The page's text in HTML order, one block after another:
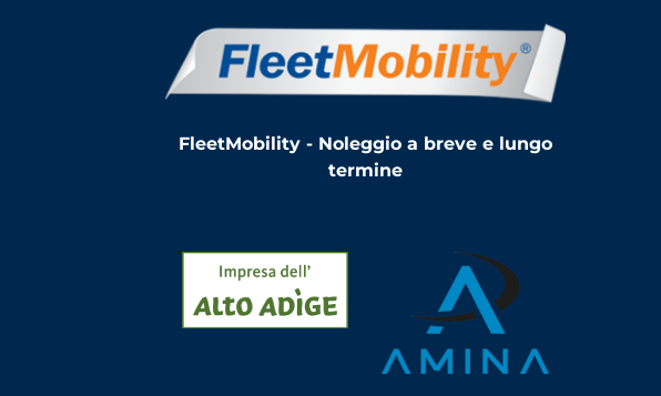
FleetMobility - Noleggio a breve e lungo
termine